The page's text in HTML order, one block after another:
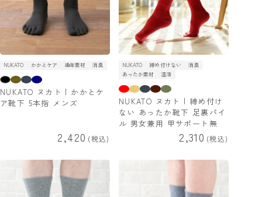
NUKATO かかとケア 通年素材 消臭
NUKATO ヌカト | かかとケ
ア靴下 5本指 メンズ
2,420 税込
NUKATO 締め付けない
消臭
あったか素材
温活
NUKATO ヌカト | 締め付け
ない あったか靴下 足裏パイ
ル 男女兼用 甲サポート無
2,310 税込